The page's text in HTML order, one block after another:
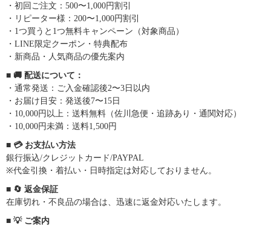
・初回ご注文：500〜1,000円割引
・リピーター様：200〜1,000円割引
・1つ買うと1つ無料キャンペーン（対象商品）
・LINE限定クーポン・特典配布
・新商品・人気商品の優先案内
■ 🚚 配送について：
・通常発送：ご入金確認後2〜3日以内
・お届け目安：発送後7〜15日
・10,000円以上：送料無料（佐川急便・追跡あり・通関対応）
・10,000円未満：送料1,500円
■ 💳 お支払い方法
銀行振込/クレジットカード/PAYPAL
※代金引換・着払い・日時指定は対応しておりません。
■ 🔄 返金保証
在庫切れ・不良品の場合は、迅速に返金対応いたします。
■ 💡 ご案内